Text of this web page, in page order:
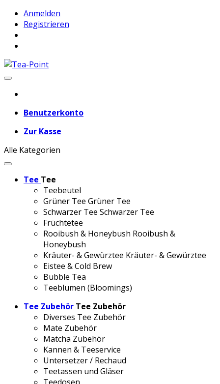
Anmelden
Registrieren
Benutzerkonto
Zur Kasse
Alle Kategorien
Tee Tee
Teebeutel
Grüner Tee Grüner Tee
Schwarzer Tee Schwarzer Tee
Früchtetee
Rooibush & Honeybush Rooibush &
Honeybush
Kräuter- & Gewürztee Kräuter- & Gewürztee
Eistee & Cold Brew
Bubble Tea
Teeblumen (Bloomings)
Tee Zubehör Tee Zubehör
Diverses Tee Zubehör
Mate Zubehör
Matcha Zubehör
Kannen & Teeservice
Untersetzer / Rechaud
Teetassen und Gläser